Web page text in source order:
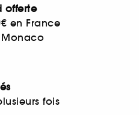
offerte
en France
fois